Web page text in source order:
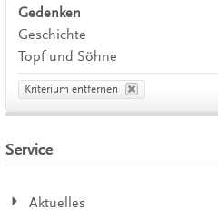
Gedenken
Geschichte
Topf und Söhne
Kriterium entfernen
Service
Aktuelles